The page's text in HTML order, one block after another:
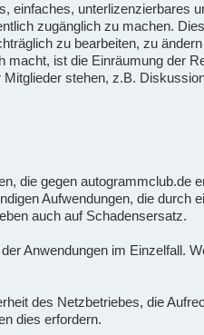
einfaches, unterlizenzierbares
zugänglich zu machen.
zu bearbeiten, zu
macht, ist die Einräumung der
stehen, z.B.
die gegen autogrammclub.de
Aufwendungen, die durch
auch auf Schadensersatz.
Anwendungen im Einzelfall.
des Netzbetriebes, die
dies erfordern.